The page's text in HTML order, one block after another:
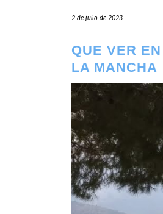
2 de julio de 2023
QUE VER
LA MANCHA